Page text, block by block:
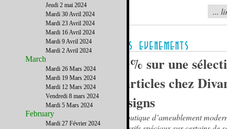
...
-50% sur une
d’articles chez
Designs
Le boutique d’ameublement
Jeudi 2 mai 2024
Mardi 30 Avril 2024
Mardi 23 Avril 2024
Mardi 16 Avril 2024
Mardi 9 Avril 2024
Mardi 2 Avril 2024
March
Mardi 26 Mars 2024
Mardi 19 Mars 2024
Mardi 12 Mars 2024
Vendredi 8 mars 2024
Mardi 5 Mars 2024
February
Mardi 27 Février 2024